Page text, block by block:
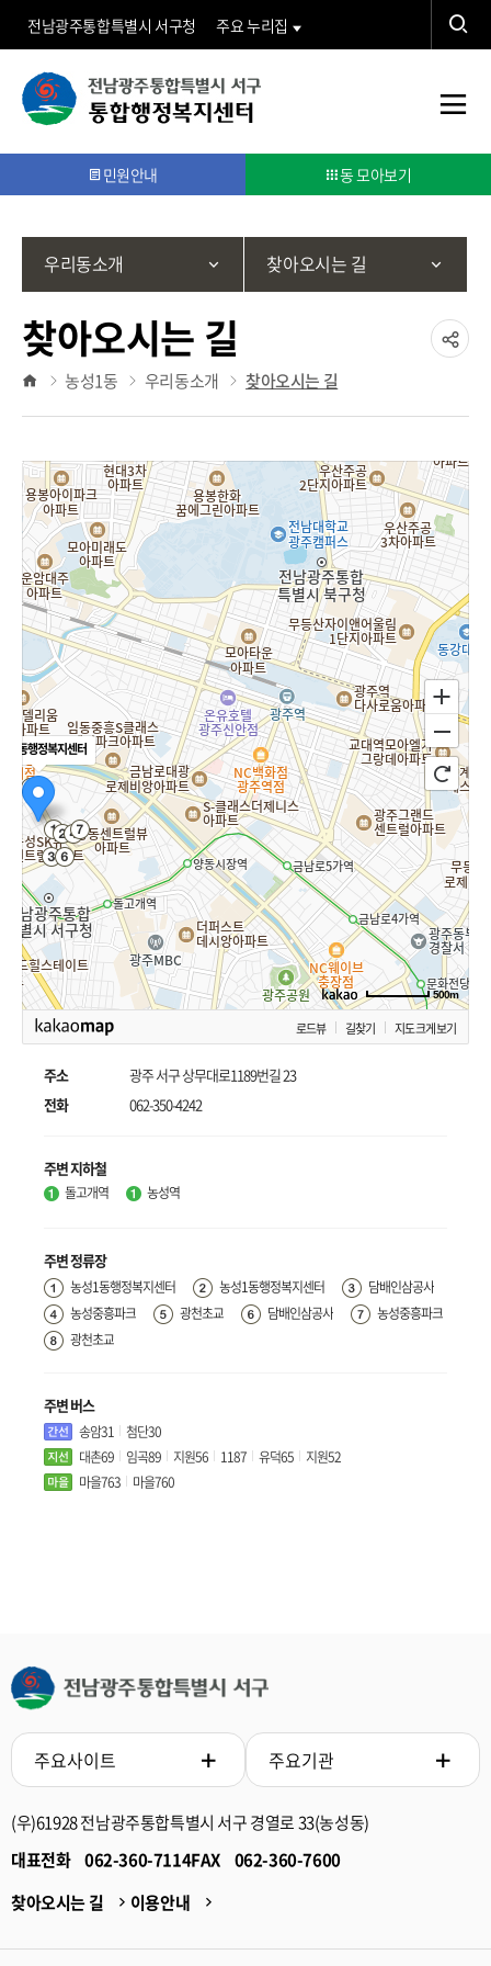
전남광주통합특별시 서구청 주요 누리집
동
행
정
지
센
터">
민원안내 동 모아보기
메
뉴
찾아오시는 길
농성1동 우리동소개 찾아오시는 길
우리동소개 찾아오시는 길
유
하
기
1동행정복지센터
500m
로드뷰 길찾기 지도 크게 보기
주소
광주 서구 상무대로1189번길 23
전화
062-350-4242
주변 지하철
돌고개역 농성역
주변 정류장
농성1동행정복지센터 농성1동행정복지센터
담배인삼공사
농성중흥파크
광천초교 담배인삼공사
농성중흥파크
광천초교
주변 버스
송암31
첨단30
대촌69
임곡89 지원56 1187 유덕65
지원52
마을763
마을760
주요사이트 주요기관
(우)61928 전남광주통합특별시 서구 경열로 33(농성동)
대표전화 062-360-7114FAX 062-360-7600
찾아오시는 길
이용안내